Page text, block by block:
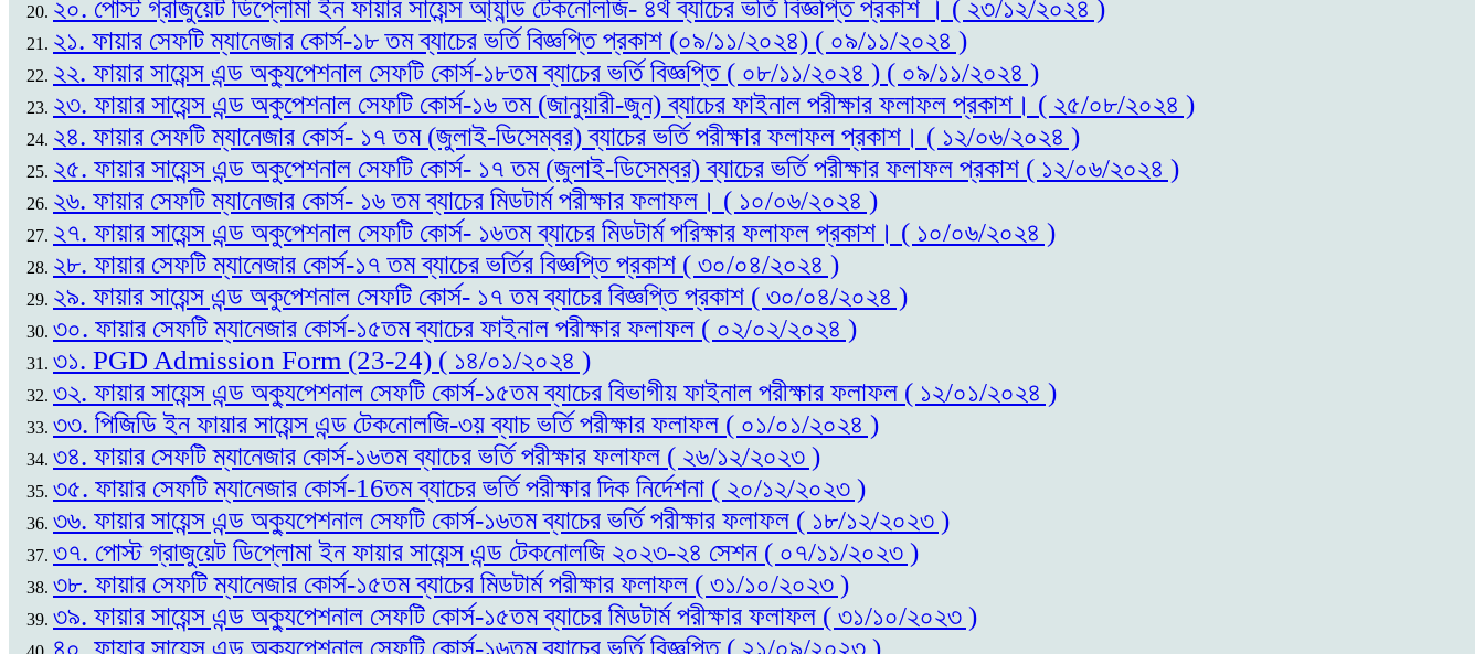
২০. পোস্ট গ্রাজুয়েট ডিপ্লোমা ইন ফায়ার সায়েন্স আ্যান্ড টেকনোলজি- ৪র্থ ব্যাচের ভর্তি বিজ্ঞপ্তি প্রকাশ । ( ২৩/১২/২০২৪ )
২১. ফায়ার সেফটি ম্যানেজার কোর্স-১৮ তম ব্যাচের ভর্তি বিজ্ঞপ্তি প্রকাশ (০৯/১১/২০২৪) ( ০৯/১১/২০২৪ )
২২. ফায়ার সায়েন্স এন্ড অক্যুপেশনাল সেফটি কোর্স-১৮তম ব্যাচের ভর্তি বিজ্ঞপ্তি ( ০৮/১১/২০২৪ ) ( ০৯/১১/২০২৪ )
২৩. ফায়ার সায়েন্স এন্ড অকুপেশনাল সেফটি কোর্স-১৬ তম (জানুয়ারী-জুন) ব্যাচের ফাইনাল পরীক্ষার ফলাফল প্রকাশ। ( ২৫/০৮/২০২৪ )
২৪. ফায়ার সেফটি ম্যানেজার কোর্স- ১৭ তম (জুলাই-ডিসেম্বর) ব্যাচের ভর্তি পরীক্ষার ফলাফল প্রকাশ। ( ১২/০৬/২০২৪ )
২৫. ফায়ার সায়েন্স এন্ড অকুপেশনাল সেফটি কোর্স- ১৭ তম (জুলাই-ডিসেম্বর) ব্যাচের ভর্তি পরীক্ষার ফলাফল প্রকাশ ( ১২/০৬/২০২৪ )
২৬. ফায়ার সেফটি ম্যানেজার কোর্স- ১৬ তম ব্যাচের মিডটার্ম পরীক্ষার ফলাফল। ( ১০/০৬/২০২৪ )
২৭. ফায়ার সায়েন্স এন্ড অকুপেশনাল সেফটি কোর্স- ১৬তম ব্যাচের মিডটার্ম পরিক্ষার ফলাফল প্রকাশ। ( ১০/০৬/২০২৪ )
২৮. ফায়ার সেফটি ম্যানেজার কোর্স-১৭ তম ব্যাচের ভর্তির বিজ্ঞপ্তি প্রকাশ ( ৩০/০৪/২০২৪ )
২৯. ফায়ার সায়েন্স এন্ড অকুপেশনাল সেফটি কোর্স- ১৭ তম ব্যাচের বিজ্ঞপ্তি প্রকাশ ( ৩০/০৪/২০২৪ )
৩০. ফায়ার সেফটি ম্যানেজার কোর্স-১৫তম ব্যাচের ফাইনাল পরীক্ষার ফলাফল ( ০২/০২/২০২৪ )
৩১. PGD Admission Form (23-24) ( ১৪/০১/২০২৪ )
৩২. ফায়ার সায়েন্স এন্ড অক্যুপেশনাল সেফটি কোর্স-১৫তম ব্যাচের বিভাগীয় ফাইনাল পরীক্ষার ফলাফল ( ১২/০১/২০২৪ )
৩৩. পিজিডি ইন ফায়ার সায়েন্স এন্ড টেকনোলজি-৩য় ব্যাচ ভর্তি পরীক্ষার ফলাফল ( ০১/০১/২০২৪ )
৩৪. ফায়ার সেফটি ম্যানেজার কোর্স-১৬তম ব্যাচের ভর্তি পরীক্ষার ফলাফল ( ২৬/১২/২০২৩ )
৩৫. ফায়ার সেফটি ম্যানেজার কোর্স-16তম ব্যাচের ভর্তি পরীক্ষার দিক নির্দেশনা ( ২০/১২/২০২৩ )
৩৬. ফায়ার সায়েন্স এন্ড অক্যুপেশনাল সেফটি কোর্স-১৬তম ব্যাচের ভর্তি পরীক্ষার ফলাফল ( ১৮/১২/২০২৩ )
৩৭. পোস্ট গ্রাজুয়েট ডিপ্লোমা ইন ফায়ার সায়েন্স এন্ড টেকনোলজি ২০২৩-২৪ সেশন ( ০৭/১১/২০২৩ )
৩৮. ফায়ার সেফটি ম্যানেজার কোর্স-১৫তম ব্যাচের মিডটার্ম পরীক্ষার ফলাফল ( ৩১/১০/২০২৩ )
৩৯. ফায়ার সায়েন্স এন্ড অক্যুপেশনাল সেফটি কোর্স-১৫তম ব্যাচের মিডটার্ম পরীক্ষার ফলাফল ( ৩১/১০/২০২৩ )